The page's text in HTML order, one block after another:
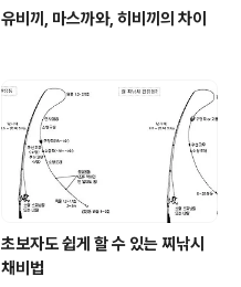
유비끼, 마스까와, 히비끼의 차이
초보자도 쉽게 할 수 있는 찌낚시
채비법